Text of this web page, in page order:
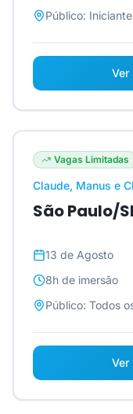
Público:
Ver
Vagas Limitadas
Claude, Manus e
São Paulo/
13 de Agosto
8h de imersão
Público: Todos
Ver